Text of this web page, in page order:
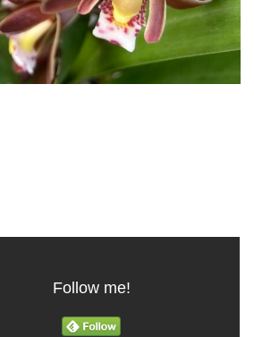
Follow me!